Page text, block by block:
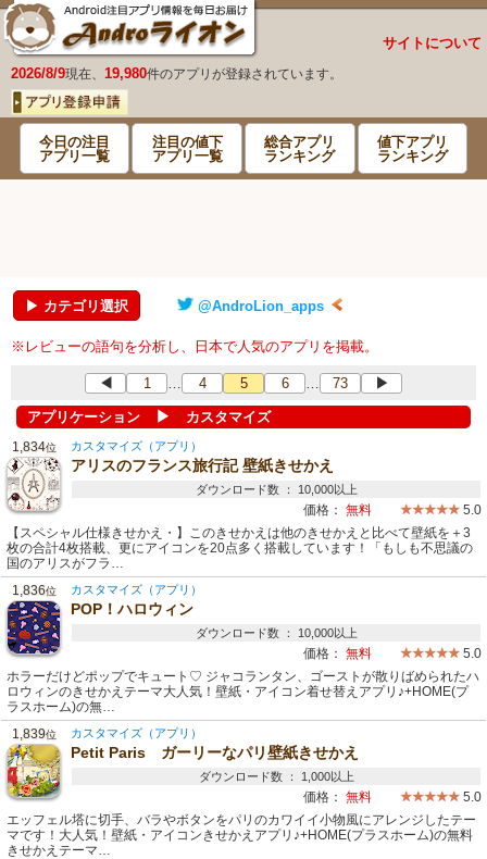
サイトについて
2026/8/9現在、 19,980件のアプリが登録されています。
今日の注目
アプリ一覧
注目の値下
アプリ一覧
総合アプリ
ランキング
値下アプリ
ランキング
▶ カテゴリ選択 @AndroLion_apps
※レビューの語句を分析し、日本で人気のアプリを掲載。
◀ 1 … 4 5 6 … 73 ▶
アプリケーション ▶ カスタマイズ
1,834位 カスタマイズ（アプリ）
アリスのフランス旅行記 壁紙きせかえ
ダウンロード数 ： 10,000以上
価格： 無料
5.0
【スペシャル仕様きせかえ・】このきせかえは他のきせかえと比べて壁紙を＋3
枚の合計4枚搭載、更にアイコンを20点多く搭載しています！「もしも不思議の
国のアリスがフラ…
1,836位 カスタマイズ（アプリ）
POP！ハロウィン
ダウンロード数 ： 10,000以上
価格： 無料
5.0
ホラーだけどポップでキュート♡ ジャコランタン、ゴーストが散りばめられたハ
ロウィンのきせかえテーマ大人気！壁紙・アイコン着せ替えアプリ♪+HOME(プ
ラスホーム)の無…
1,839位 カスタマイズ（アプリ）
Petit Paris ガーリーなパリ壁紙きせかえ
ダウンロード数 ： 1,000以上
価格： 無料
5.0
エッフェル塔に切手、バラやボタンをパリのカワイイ小物風にアレンジしたテー
マです！大人気！壁紙・アイコンきせかえアプリ♪+HOME(プラスホーム)の無料
きせかえテーマ…